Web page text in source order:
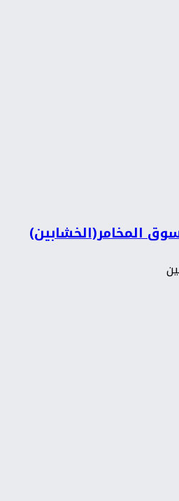
المخامر(الخشابين)